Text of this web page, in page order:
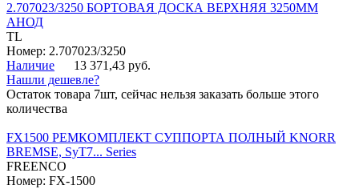
2.707023/3250 БОРТОВАЯ ДОСКА ВЕРХНЯЯ 3250ММ
АНОД
TL
Номер: 2.707023/3250
Наличие
13 371,43 руб.
Нашли дешевле?
Остаток товара 7шт, сейчас нельзя заказать больше этого
количества
FX1500 РЕМКОМПЛЕКТ СУППОРТА ПОЛНЫЙ KNORR
BREMSE, SyT7... Series
FREENCO
Номер: FX-1500